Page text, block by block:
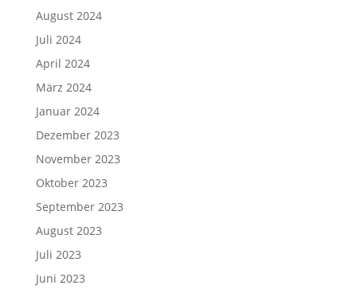
August 2024
Juli 2024
April 2024
März 2024
Januar 2024
Dezember 2023
November 2023
Oktober 2023
September 2023
August 2023
Juli 2023
Juni 2023